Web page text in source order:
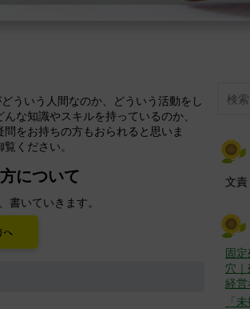
ういう人間なのか、どういう活動をし
な知識やスキルを持っているのか、
をお持ちの方もおられると思いま
ください。
について
書いていきます。
文
固
穴
経営
「